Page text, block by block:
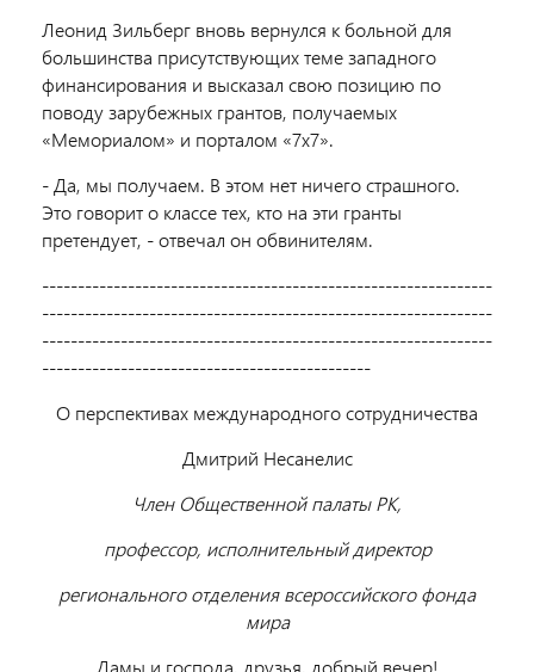
Леонид Зильберг вновь вернулся к больной для
большинства присутствующих теме западного
финансирования и высказал свою позицию по
поводу зарубежных грантов, получаемых
«Мемориалом» и порталом «7х7».
- Да, мы получаем. В этом нет ничего страшного.
Это говорит о классе тех, кто на эти гранты
претендует, - отвечал он обвинителям.
---------------------------------------------------------------
---------------------------------------------------------------
---------------------------------------------------------------
----------------------------------------------
О перспективах международного сотрудничества
Дмитрий Несанелис
Член Общественной палаты РК,
профессор, исполнительный директор
регионального отделения всероссийского фонда
мира